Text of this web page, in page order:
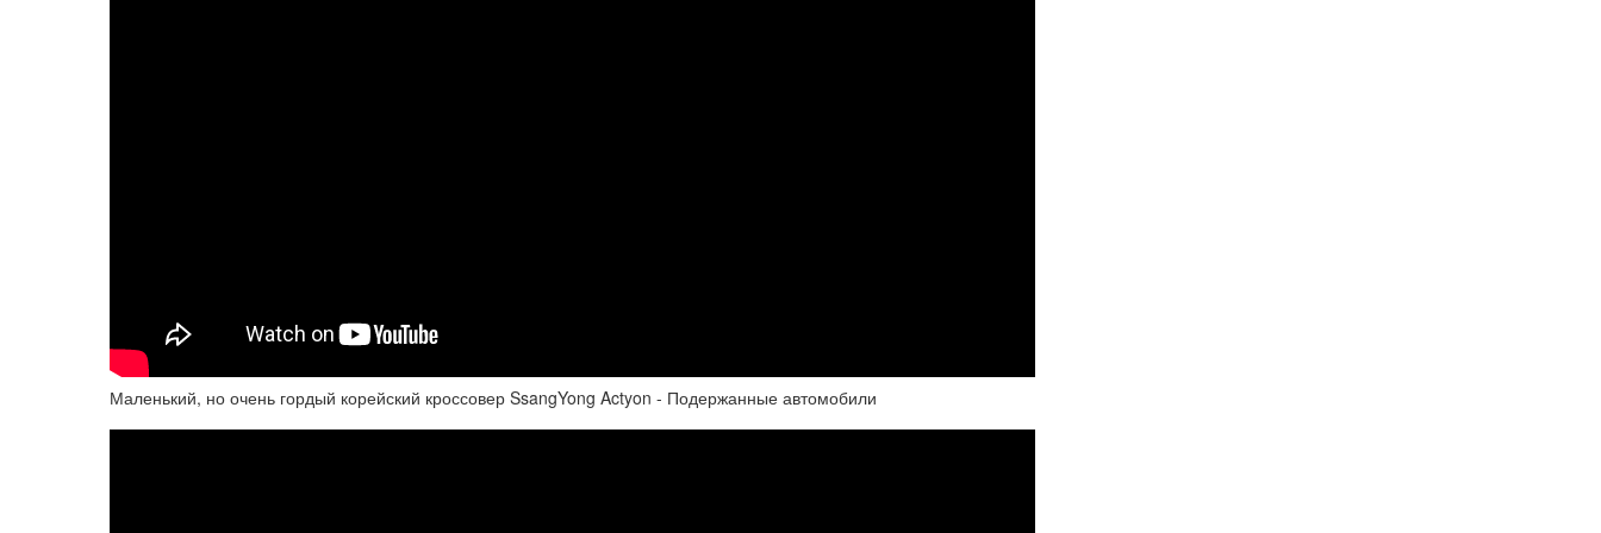
Маленький, но очень гордый корейский кроссовер SsangYong Actyon - Подержанные автомобили